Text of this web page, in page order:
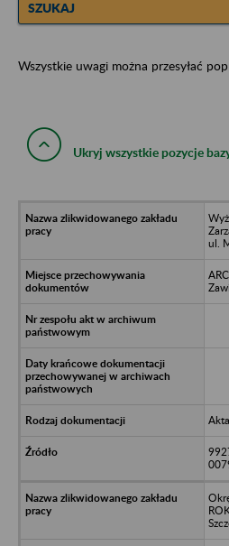
SZUKAJ
Wszystkie uwagi można przesyłać
Ukryj wszystkie pozycje
ul.